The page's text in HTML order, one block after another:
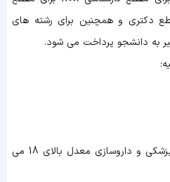
لیر برای مقطع دکتری و همچنین برای رشته های
برای رشته های پزشکی ، دندان پزشکی و داروسازی معدل بالای 18 می